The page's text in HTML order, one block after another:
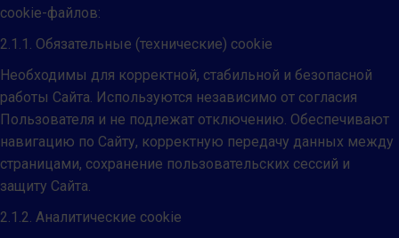
cookie-файлов:
2.1.1. Обязательные (технические) cookie
Необходимы для корректной, стабильной и безопасной
работы Сайта. Используются независимо от согласия
Пользователя и не подлежат отключению. Обеспечивают
навигацию по Сайту, корректную передачу данных между
страницами, сохранение пользовательских сессий и
защиту Сайта.
2.1.2. Аналитические cookie